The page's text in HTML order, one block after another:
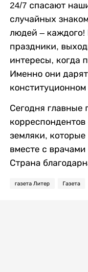
24/7 спасают
случайных
людей –
праздники,
интересы, когда
Именно они
Сегодня главные
земляки,
вместе с
Страна
газета Литер Газета